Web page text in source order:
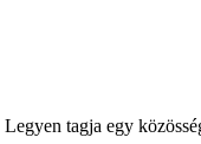
tagja egy